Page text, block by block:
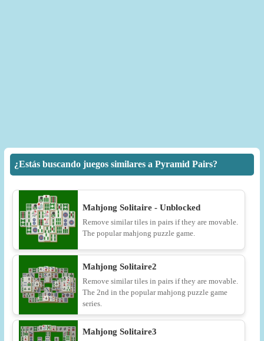
¿Estás buscando juegos similares a Pyramid Pairs?
Mahjong Solitaire - Unblocked
Remove similar tiles in pairs if they are movable.
The popular mahjong puzzle game.
Mahjong Solitaire2
Remove similar tiles in pairs if they are movable.
The 2nd in the popular mahjong puzzle game
series.
Mahjong Solitaire3